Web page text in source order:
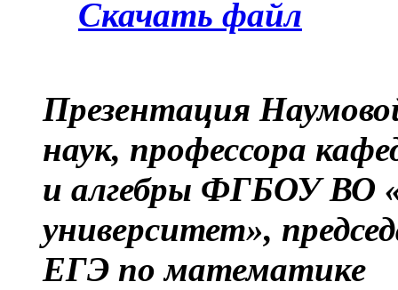
Скачать файл
Презентация
наук, профессора
и алгебры ФГБОУ ВО
университет»,
ЕГЭ по математике